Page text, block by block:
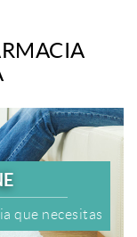
que necesitas